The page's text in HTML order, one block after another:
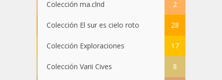
Colección ma.clnd 2
Colección El sur es cielo roto 28
Colección Exploraciones 17
Colección Varii Cives 8